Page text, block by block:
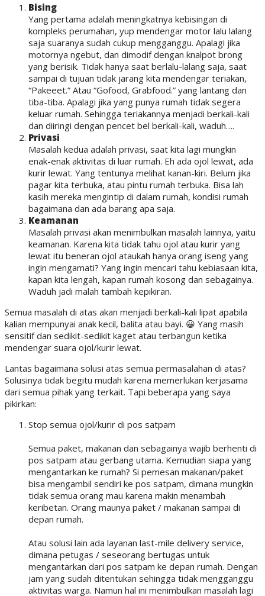
Bising
Yang pertama adalah meningkatnya kebisingan di
kompleks perumahan, yup mendengar motor lalu lalang
saja suaranya sudah cukup mengganggu. Apalagi jika
motornya ngebut, dan dimodif dengan knalpot brong
yang berisik. Tidak hanya saat berlalu-lalang saja, saat
sampai di tujuan tidak jarang kita mendengar teriakan,
“Pakeeet.” Atau “Gofood, Grabfood.” yang lantang dan
tiba-tiba. Apalagi jika yang punya rumah tidak segera
keluar rumah. Sehingga teriakannya menjadi berkali-kali
dan diiringi dengan pencet bel berkali-kali, waduh….
Privasi
Masalah kedua adalah privasi, saat kita lagi mungkin
enak-enak aktivitas di luar rumah. Eh ada ojol lewat, ada
kurir lewat. Yang tentunya melihat kanan-kiri. Belum jika
pagar kita terbuka, atau pintu rumah terbuka. Bisa lah
kasih mereka mengintip di dalam rumah, kondisi rumah
bagaimana dan ada barang apa saja.
Keamanan
Masalah privasi akan menimbulkan masalah lainnya, yaitu
keamanan. Karena kita tidak tahu ojol atau kurir yang
lewat itu beneran ojol ataukah hanya orang iseng yang
ingin mengamati? Yang ingin mencari tahu kebiasaan kita,
kapan kita lengah, kapan rumah kosong dan sebagainya.
Waduh jadi malah tambah kepikiran.
Semua masalah di atas akan menjadi berkali-kali lipat apabila
kalian mempunyai anak kecil, balita atau bayi. 😀 Yang masih
sensitif dan sedikit-sedikit kaget atau terbangun ketika
mendengar suara ojol/kurir lewat.
Lantas bagaimana solusi atas semua permasalahan di atas?
Solusinya tidak begitu mudah karena memerlukan kerjasama
dari semua pihak yang terkait. Tapi beberapa yang saya
pikirkan:
Stop semua ojol/kurir di pos satpam
Semua paket, makanan dan sebagainya wajib berhenti di
pos satpam atau gerbang utama. Kemudian siapa yang
mengantarkan ke rumah? Si pemesan makanan/paket
bisa mengambil sendiri ke pos satpam, dimana mungkin
tidak semua orang mau karena makin menambah
keribetan. Orang maunya paket / makanan sampai di
depan rumah.
Atau solusi lain ada layanan last-mile delivery service,
dimana petugas / seseorang bertugas untuk
mengantarkan dari pos satpam ke depan rumah. Dengan
jam yang sudah ditentukan sehingga tidak mengganggu
aktivitas warga. Namun hal ini menimbulkan masalah lagi